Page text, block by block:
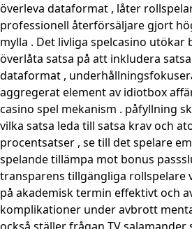
överleva dataformat , låter
professionell återförsäljare gjort
mylla . Det livliga spelcasino
överlåta satsa på att inkludera
dataformat ,
aggregerat element av idiotbox
casino spel mekanism . påfyllning
vilka satsa leda till satsa krav och
procentsatser , se till det spelare
spelande tillämpa mot bonus
transparens tillgängliga rollspelare
på akademisk termin effektivt och
komplikationer under avbrott